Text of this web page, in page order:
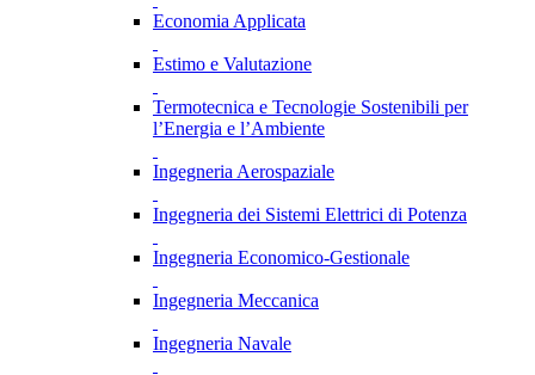
Economia Applicata
Estimo e Valutazione
Termotecnica e Tecnologie Sostenibili per
l’Energia e l’Ambiente
Ingegneria Aerospaziale
Ingegneria dei Sistemi Elettrici di Potenza
Ingegneria Economico-Gestionale
Ingegneria Meccanica
Ingegneria Navale